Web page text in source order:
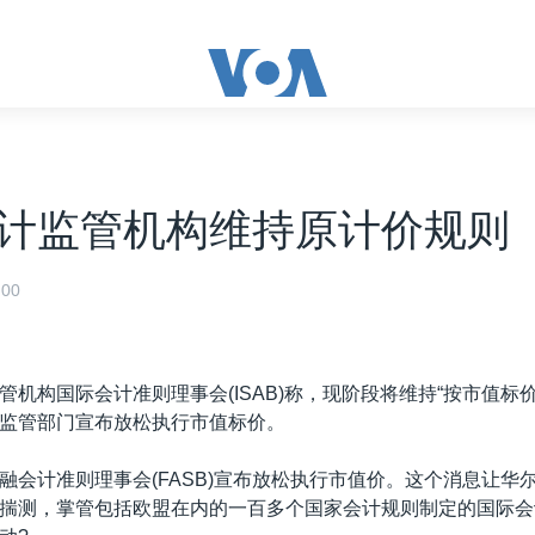
监管机构维持原计价规则
机构国际会计准则理事会(ISAB)称，现阶段将维持“按市值标
管部门宣布放松执行市值标价。
会计准则理事会(FASB)宣布放松执行市值价。这个消息让华
测，掌管包括欧盟在内的一百多个国家会计规则制定的国际